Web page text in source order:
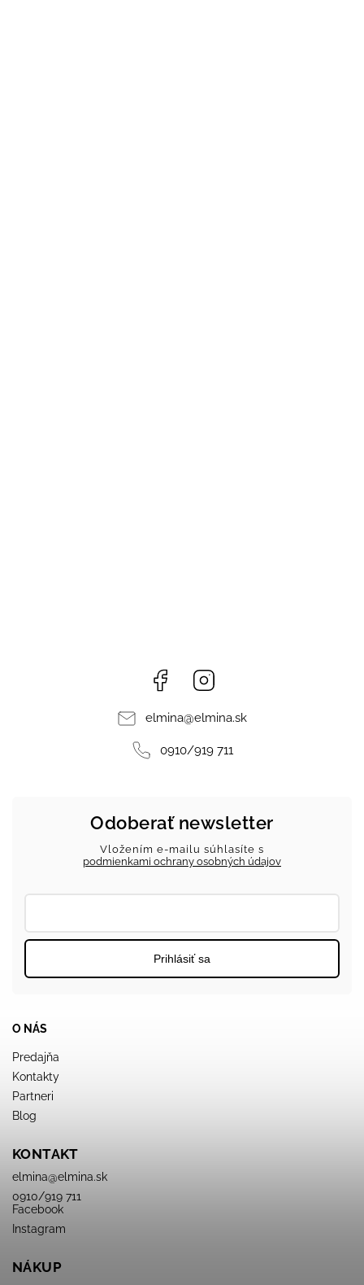
Facebook
elmina@elmina.sk
0910/919 711
O NÁS
Predajňa
Kontakty
Partneri
Blog
KONTAKT
elmina@elmina.sk
0910/919 711
Facebook
Instagram
NÁKUP
Odoberať newsletter
Vložením e-mailu súhlasíte s
podmienkami ochrany osobných údajov
Prihlásiť sa